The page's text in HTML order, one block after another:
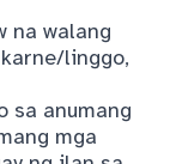
na walang
linggo,
sa anumang
mga